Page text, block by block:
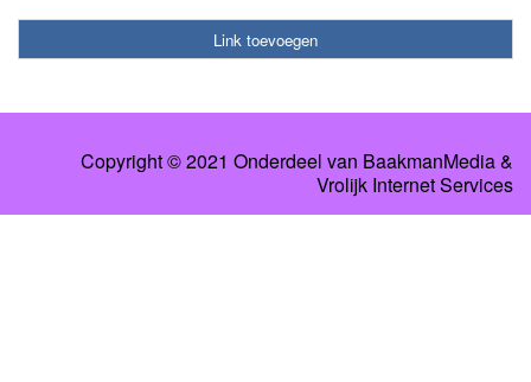
Link toevoegen
Copyright © 2021 Onderdeel van BaakmanMedia&
Vrolijk Internet Services